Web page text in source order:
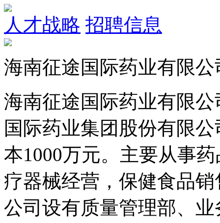
人才战略 招聘信息
海南征途国际药业有限公
海南征途国际药业有限
国际药业集团股份有限
本1000万元。主要从事
疗器械经营，保健食品
公司设有质量管理部、